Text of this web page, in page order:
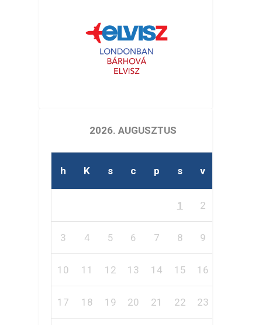
2026. AUGUSZTUS
h K s c p s v
1 2
3 4 5 6 7 8 9
10 11 12 13 14 15 16
17 18 19 20 21 22 23